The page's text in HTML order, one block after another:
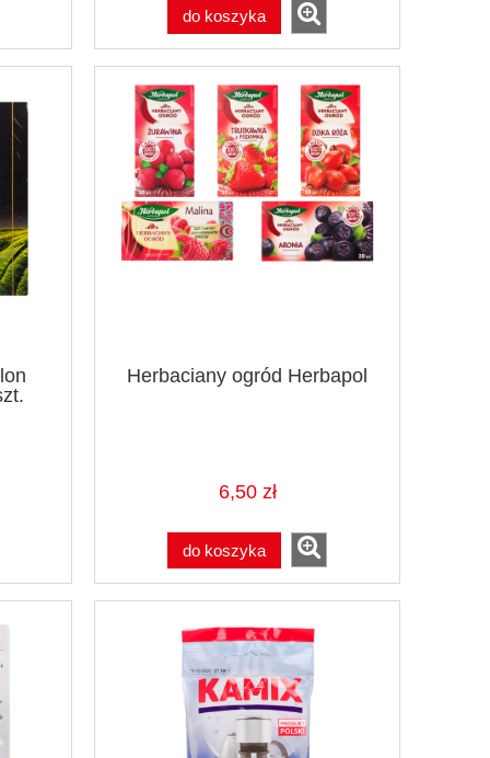
do koszyka
Herbaciany ogród Herbapol
6,50 zł
do koszyka